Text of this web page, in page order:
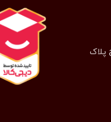
پلاک